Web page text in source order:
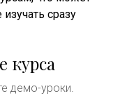
сразу
курса
демо-уроки.